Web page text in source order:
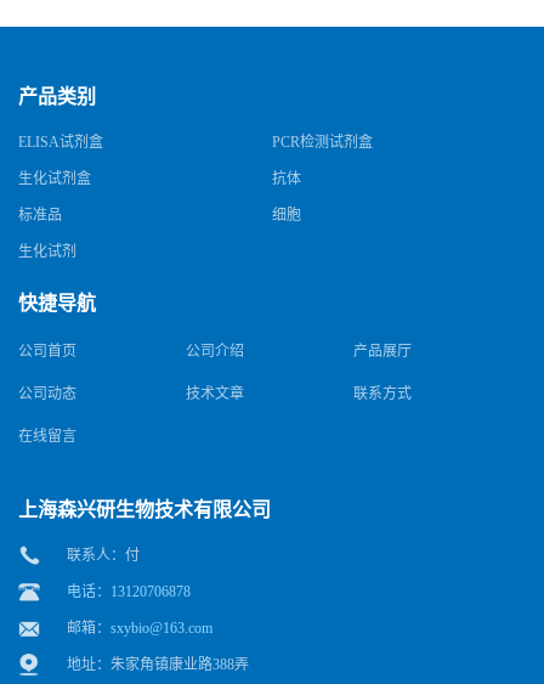
产品类别
ELISA试剂盒 PCR检测试剂盒
生化试剂盒 抗体
标准品 细胞
生化试剂
快捷导航
公司首页 公司介绍 产品展厅
公司动态 技术文章 联系方式
在线留言
上海森兴研生物技术有限公司
联系人：付
电话：13120706878
邮箱： sxybio@163.com
地址：朱家角镇康业路388弄